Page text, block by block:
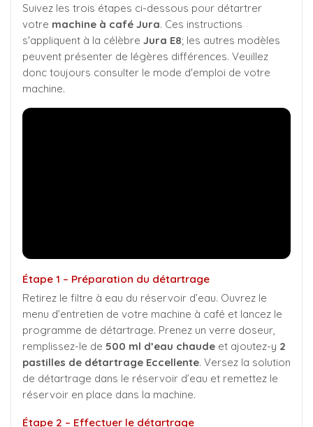
Suivez les trois étapes ci-dessous pour détartrer
votre machine à café Jura. Ces instructions
s'appliquent à la célèbre Jura E8; les autres modèles
peuvent présenter de légères différences. Veuillez
donc toujours consulter le mode d'emploi de votre
machine.
Étape 1 – Préparation du détartrage
Retirez le filtre à eau du réservoir d’eau. Ouvrez le
menu d’entretien de votre machine à café et lancez le
programme de détartrage. Prenez un verre doseur,
remplissez-le de 500 ml d’eau chaude et ajoutez-y 2
pastilles de détartrage Eccellente. Versez la solution
de détartrage dans le réservoir d’eau et remettez le
réservoir en place dans la machine.
Étape 2 – Effectuer le détartrage